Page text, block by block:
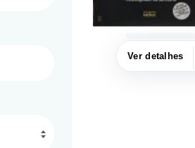
Ver detalhes